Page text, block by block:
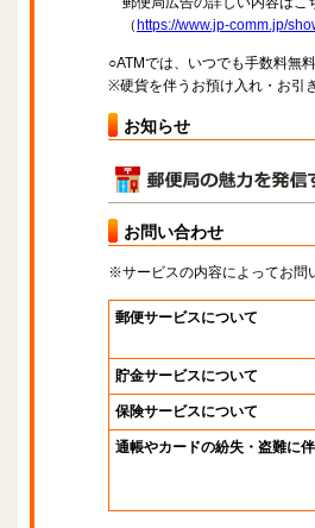
（ https://www.jp-comm.jp/
○ATMでは、いつでも手数料無
※硬貨を伴うお預け入れ・お引
お知らせ
お問い合わせ
※サービスの内容によってお問
郵便サービスについて
貯金サービスについて
保険サービスについて
通帳やカードの紛失・盗難に